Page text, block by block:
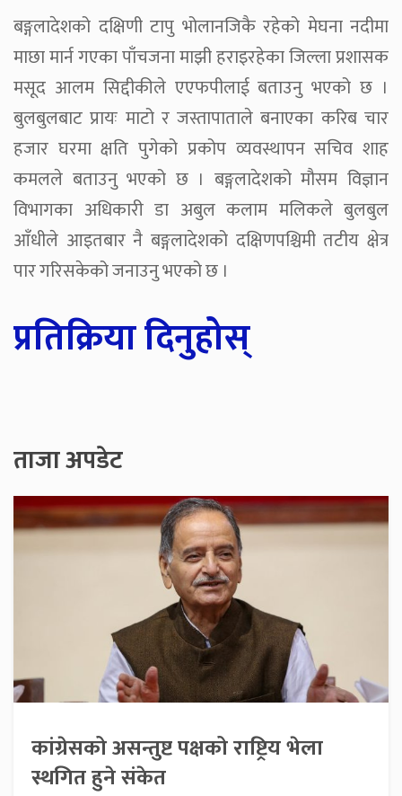
बङ्गलादेशको दक्षिणी टापु भोलानजिकै रहेको मेघना नदीमा
माछा मार्न गएका पाँचजना माझी हराइरहेका जिल्ला प्रशासक
मसूद आलम सिद्दीकीले एएफपीलाई बताउनु भएको छ ।
बुलबुलबाट प्रायः माटो र जस्तापाताले बनाएका करिब चार
हजार घरमा क्षति पुगेको प्रकोप व्यवस्थापन सचिव शाह
कमलले बताउनु भएको छ । बङ्गलादेशको मौसम विज्ञान
विभागका अधिकारी डा अबुल कलाम मलिकले बुलबुल
आँधीले आइतबार नै बङ्गलादेशको दक्षिणपश्चिमी तटीय क्षेत्र
पार गरिसकेको जनाउनु भएको छ ।
प्रतिक्रिया दिनुहोस्
ताजा अपडेट
कांग्रेसको असन्तुष्ट पक्षको राष्ट्रिय भेला
स्थगित हुने संकेत